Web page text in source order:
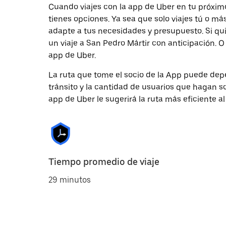
Cuando viajes con la app de Uber en tu
tienes opciones. Ya sea que solo viajes tú o
adapte a tus necesidades y presupuesto. Si
un viaje a San Pedro Mártir con anticipación.
app de Uber.
La ruta que tome el socio de la App puede
tránsito y la cantidad de usuarios que hagan
app de Uber le sugerirá la ruta más eficiente
Tiempo promedio de viaje
29 minutos